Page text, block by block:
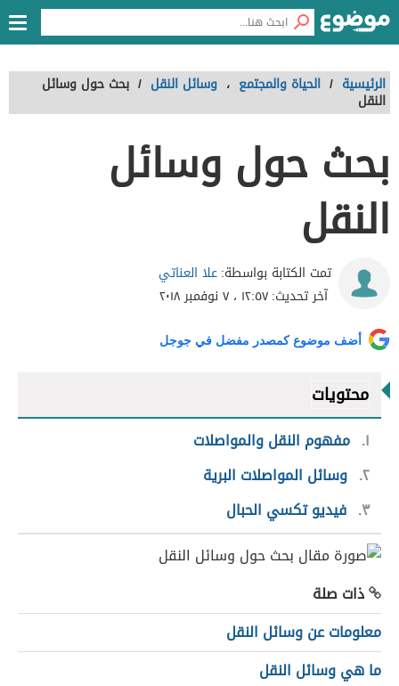
الرئيسية / الحياة والمجتمع ، وسائل النقل / بحث حول وسائل
النقل
بحث حول وسائل
النقل
تمت الكتابة بواسطة:علا العناتي
آخر تحديث:١٢:٥٧ ، ٧ نوفمبر ٢٠١٨
أضف موضوع كمصدر مفضل في جوجل
محتويات
١ مفهوم النقل والمواصلات
٢ وسائل المواصلات البرية
٣ فيديو تكسي الحبال
ذات صلة
معلومات عن وسائل النقل
ما هي وسائل النقل